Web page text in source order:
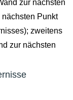
zur nächsten
Punkt
zweitens
zur nächsten